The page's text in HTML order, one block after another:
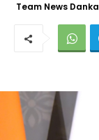
Team News Danka